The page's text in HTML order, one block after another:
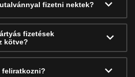
fizetni nektek?
fizetések
kötve?
feliratkozni?